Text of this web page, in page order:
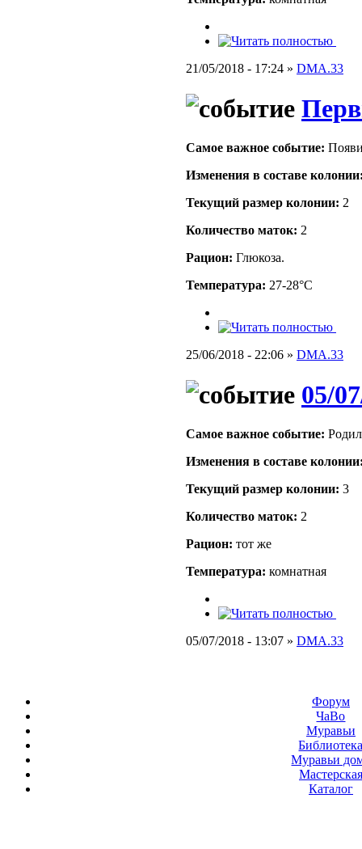
21/05/2018 - 17:24 » DMA.33
Самое важное событие:
Изменения в составе
Текущий размер кoлонии: 2
Количество маток: 2
Рацион: Глюкоза.
Температура: 27-28°C
25/06/2018 - 22:06 » DMA.33
05/
Самое важное событие:
Изменения в составе
Текущий размер кoлонии: 3
Количество маток: 2
Рацион: тот же
Температура: комнатная
05/07/2018 - 13:07 » DMA.33
Форум
ЧаВо
Муравьи
Муравьи
Мастерская
Каталог